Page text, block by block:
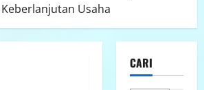
Usaha
CARI